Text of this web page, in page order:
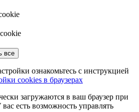
все
ознакомьтесь с инструкцией
cookies в браузерах
загружаются в ваш браузер при
есть возможность управлять